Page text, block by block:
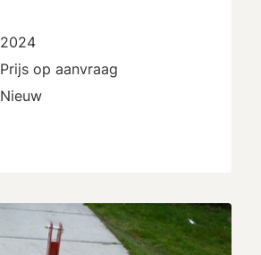
2024
Prijs op aanvraag
Nieuw